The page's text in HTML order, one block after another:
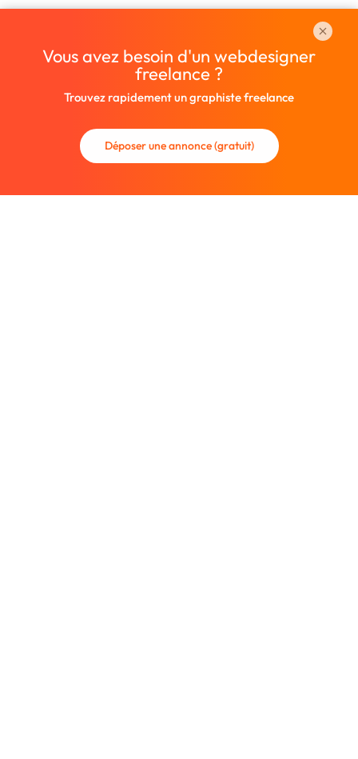
Vous avez besoin d'un webdesigner
freelance ?
Trouvez rapidement un graphiste freelance
Déposer une annonce (gratuit)